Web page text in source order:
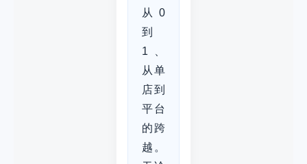
从0
到
1、
从单
店到
平台
的跨
越。